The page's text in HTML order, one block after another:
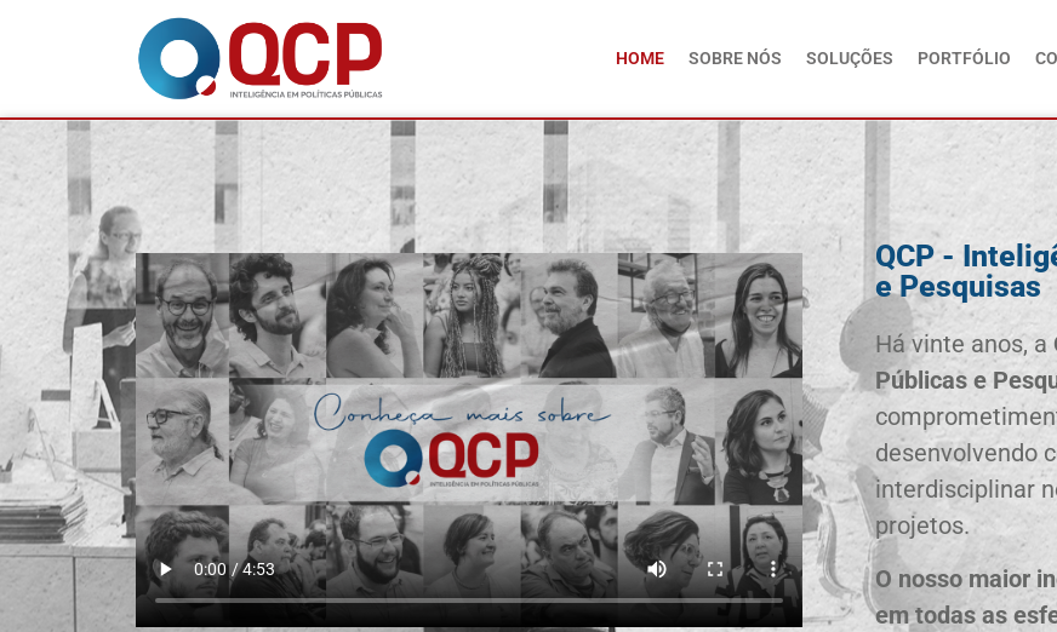
HOME SOBRE NÓS SOLUÇÕES PORTFÓLIO
QCP -
e Pesquisas
Há vinte anos, a
Públicas e
desenvolvendo
interdisciplinar
projetos.
O nosso maior
em todas as